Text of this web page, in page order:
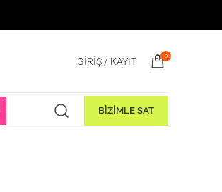
GIRIŞ / KAYIT 0
BİZİMLE SAT